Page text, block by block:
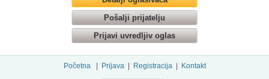
Pošalji prijatelju
Prijavi uvredljiv oglas
Početna Prijava Registracija Kontakt